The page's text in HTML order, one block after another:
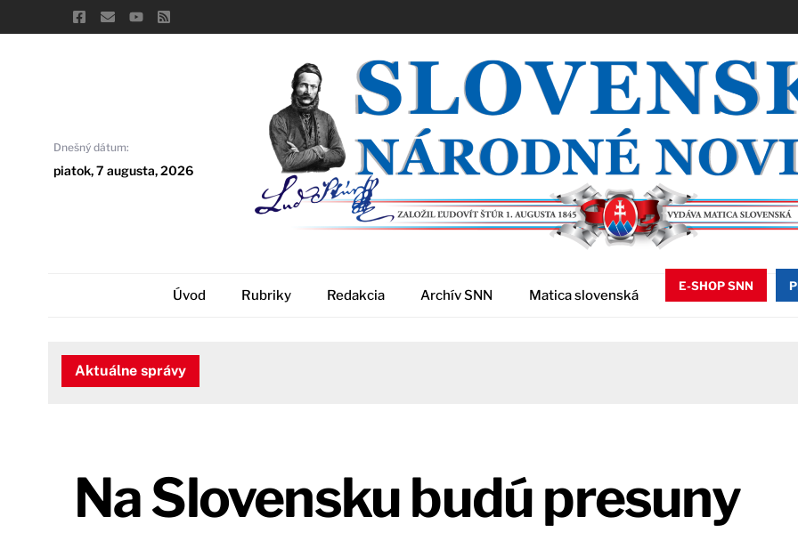
to
Dnešný dátum:
piatok, 7 augusta, 2026
Úvod Rubriky Redakcia Archív SNN Matica slovenská
E-SHOP SNN
Aktuálne správy
Na Slovensku budú presuny